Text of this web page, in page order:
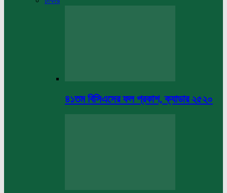
৪১তম বিসিএসের ফল প্রকাশ, ক্যাডার ২৫২০